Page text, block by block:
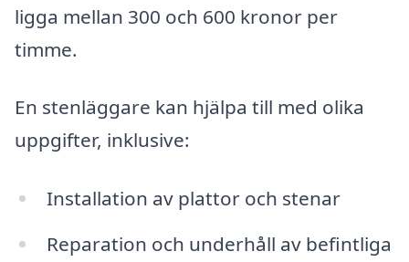
ligga mellan 300 och 600 kronor per
timme.
En stenläggare kan hjälpa till med olika
uppgifter, inklusive:
Installation av plattor och stenar
Reparation och underhåll av befintliga